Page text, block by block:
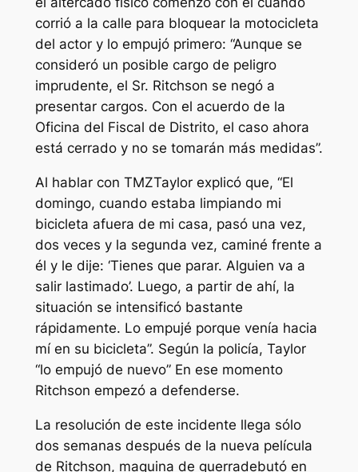
corrió a la calle para bloquear la motocicleta
del actor y lo empujó primero: “Aunque se
consideró un posible cargo de peligro
imprudente, el Sr. Ritchson se negó a
presentar cargos. Con el acuerdo de la
Oficina del Fiscal de Distrito, el caso ahora
está cerrado y no se tomarán más medidas”.
Al hablar con TMZTaylor explicó que, “El
domingo, cuando estaba limpiando mi
bicicleta afuera de mi casa, pasó una vez,
dos veces y la segunda vez, caminé frente a
él y le dije: ‘Tienes que parar. Alguien va a
salir lastimado’. Luego, a partir de ahí, la
situación se intensificó bastante
rápidamente. Lo empujé porque venía hacia
mí en su bicicleta”. Según la policía, Taylor
“lo empujó de nuevo” En ese momento
Ritchson empezó a defenderse.
La resolución de este incidente llega sólo
dos semanas después de la nueva película
de Ritchson, maquina de guerradebutó en